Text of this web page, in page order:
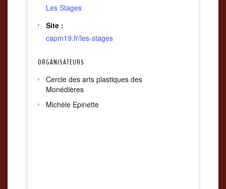
Les Stages
Site :
capm19.fr/les-stages
ORGANISATEURS
Cercle des arts plastiques des
Monédières
Michèle Epinette